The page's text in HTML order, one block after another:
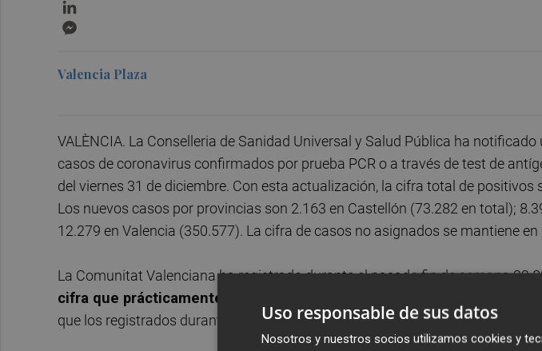
Valencia Plaza
VALÈNCIA. La Conselleria de Sanidad Universal y Salud Pública ha
casos de coronavirus confirmados por prueba PCR o a través de test de
del viernes 31 de diciembre. Con esta actualización, la cifra total de positivos
Los nuevos casos por provincias son 2.163 en Castellón (73.282 en total);
12.279 en Valencia (350.577). La cifra de casos no asignados se mantiene en
La Comunitat Valenciana ha registrado durante el pasado fin de semana
cifra que prácticamente duplica la registrada el pasado viernes
que los registrados durante los pasados meses de noviembre y octubre juntos
Uso responsable de sus datos
Nosotros y nuestros socios utilizamos cookies y